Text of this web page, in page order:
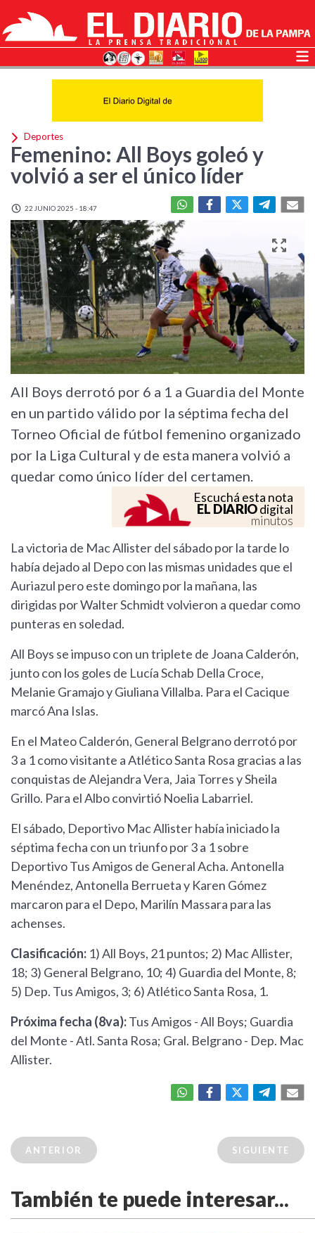
Deportes
Femenino: All Boys goleó y
volvió a ser el único líder
22 JUNIO 2025 - 18:47
All Boys derrotó por 6 a 1 a Guardia del Monte
en un partido válido por la séptima fecha del
Torneo Oficial de fútbol femenino organizado
por la Liga Cultural y de esta manera volvió a
quedar como único líder del certamen.
Escuchá esta nota
EL DIARIOdigital
minutos
La victoria de Mac Allister del sábado por la tarde lo
había dejado al Depo con las mismas unidades que el
Auriazul pero este domingo por la mañana, las
dirigidas por Walter Schmidt volvieron a quedar como
punteras en soledad.
All Boys se impuso con un triplete de Joana Calderón,
junto con los goles de Lucía Schab Della Croce,
Melanie Gramajo y Giuliana Villalba. Para el Cacique
marcó Ana Islas.
En el Mateo Calderón, General Belgrano derrotó por
3 a 1 como visitante a Atlético Santa Rosa gracias a las
conquistas de Alejandra Vera, Jaia Torres y Sheila
Grillo. Para el Albo convirtió Noelia Labarriel.
El sábado, Deportivo Mac Allister había iniciado la
séptima fecha con un triunfo por 3 a 1 sobre
Deportivo Tus Amigos de General Acha. Antonella
Menéndez, Antonella Berrueta y Karen Gómez
marcaron para el Depo, Marilín Massara para las
achenses.
Clasificación: 1) All Boys, 21 puntos; 2) Mac Allister,
18; 3) General Belgrano, 10; 4) Guardia del Monte, 8;
5) Dep. Tus Amigos, 3; 6) Atlético Santa Rosa, 1.
Próxima fecha (8va):Tus Amigos - All Boys; Guardia
del Monte - Atl. Santa Rosa; Gral. Belgrano - Dep. Mac
Allister.
ANTERIOR SIGUIENTE
También te puede interesar...